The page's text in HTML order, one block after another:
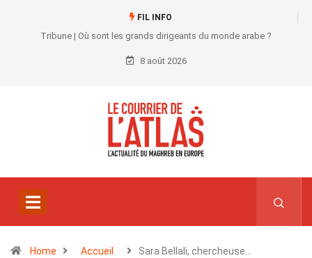
FIL INFO
Tribune | Où sont les grands dirigeants du monde arabe ?
8 août 2026
Home Accueil Sara Bellali, chercheuse…